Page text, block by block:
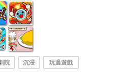
院 沉浸 玩過遊戲